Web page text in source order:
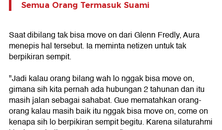
Semua Orang Termasuk Suami
Saat dibilang tak bisa move on dari Glenn Fredly, Aura
menepis hal tersebut. Ia meminta netizen untuk tak
berpikiran sempit.
"Jadi kalau orang bilang wah lo nggak bisa move on,
gimana sih kita pernah ada hubungan 2 tahunan dan itu
masih jalan sebagai sahabat. Gue mematahkan orang-
orang kalau masih baik itu nggak bisa move on, come on
kenapa sih lo berpikiran sempit begitu. Karena silaturahmi